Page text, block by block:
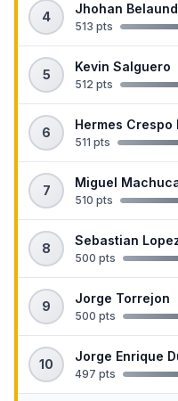
4
Jhohan
513 pts
5
Kevin Salguero
512 pts
6
Hermes Crespo
511 pts
7
Miguel
510 pts
8
Sebastian
500 pts
9
Jorge Torrejon
500 pts
10
Jorge Enrique
497 pts